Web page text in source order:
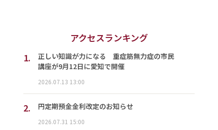
アクセスランキング
1.
正しい知識が力になる 重症筋無力症の市民
講座が9月12日に愛知で開催
2026.07.13 13:00
2. 円定期預金金利改定のお知らせ
2026.07.31 15:00